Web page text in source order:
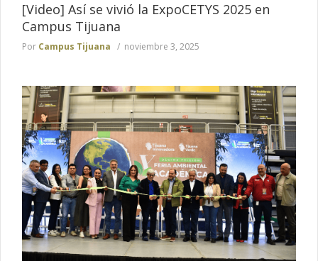
[Video] Así se vivió la ExpoCETYS 2025 en
Campus Tijuana
Por Campus Tijuana noviembre 3, 2025